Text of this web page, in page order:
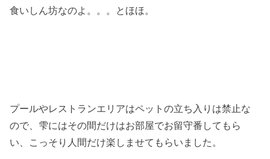
食いしん坊なのよ。。。とほほ。
プールやレストランエリアはペットの立ち入りは禁止な
ので、雫にはその間だけはお部屋でお留守番してもら
い、こっそり人間だけ楽しませてもらいました。